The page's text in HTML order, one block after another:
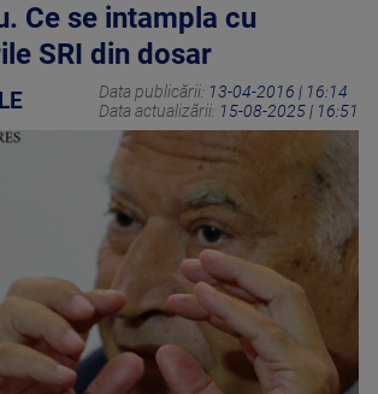
Ce se intampla cu
SRI din dosar
Data publicării: 13-04-2016 | 16:14
Data actualizării: 15-08-2025 | 16:51